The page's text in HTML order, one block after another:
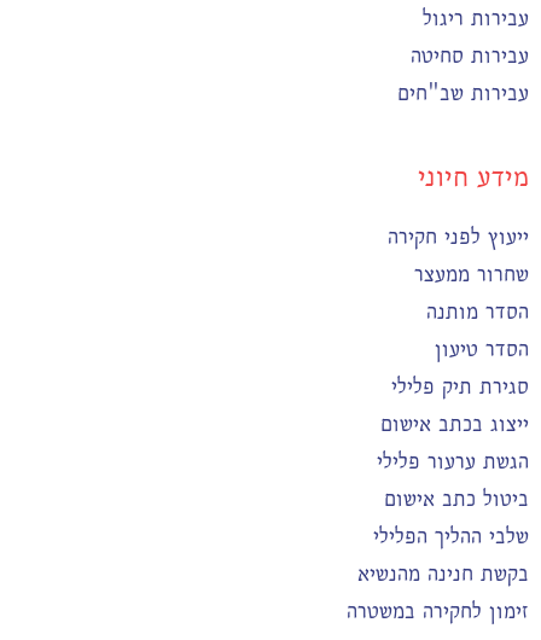
עבירות ריגול
עבירות סחיטה
עבירות שב"חים
מידע חיוני
ייעוץ לפני חקירה
שחרור ממעצר
הסדר מותנה
הסדר טיעון
סגירת תיק פלילי
ייצוג בכתב אישום
הגשת ערעור פלילי
ביטול כתב אישום
שלבי ההליך הפלילי
בקשת חנינה מהנשיא
זימון לחקירה במשטרה